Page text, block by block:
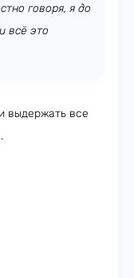
говоря, я до
всё это
выдержать все